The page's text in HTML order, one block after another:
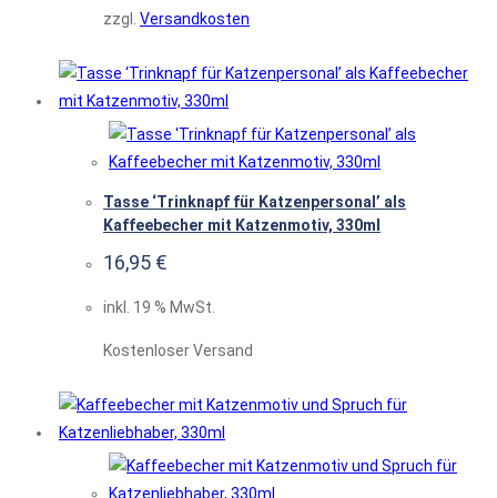
zzgl. Versandkosten
Tasse ‘Trinknapf für Katzenpersonal’ als
Kaffeebecher mit Katzenmotiv, 330ml
16,95 €
inkl. 19 % MwSt.
Kostenloser Versand